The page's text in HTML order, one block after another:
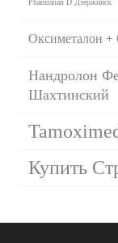
Оксиметалон +
Нандролон
Шахтинский
Купить